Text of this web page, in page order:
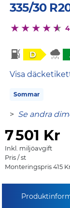
335/30
D
Visa
Sommar
> Se andra
7501 Kr
Inkl. miljöavgift
Pris / st
Monteringspris 415